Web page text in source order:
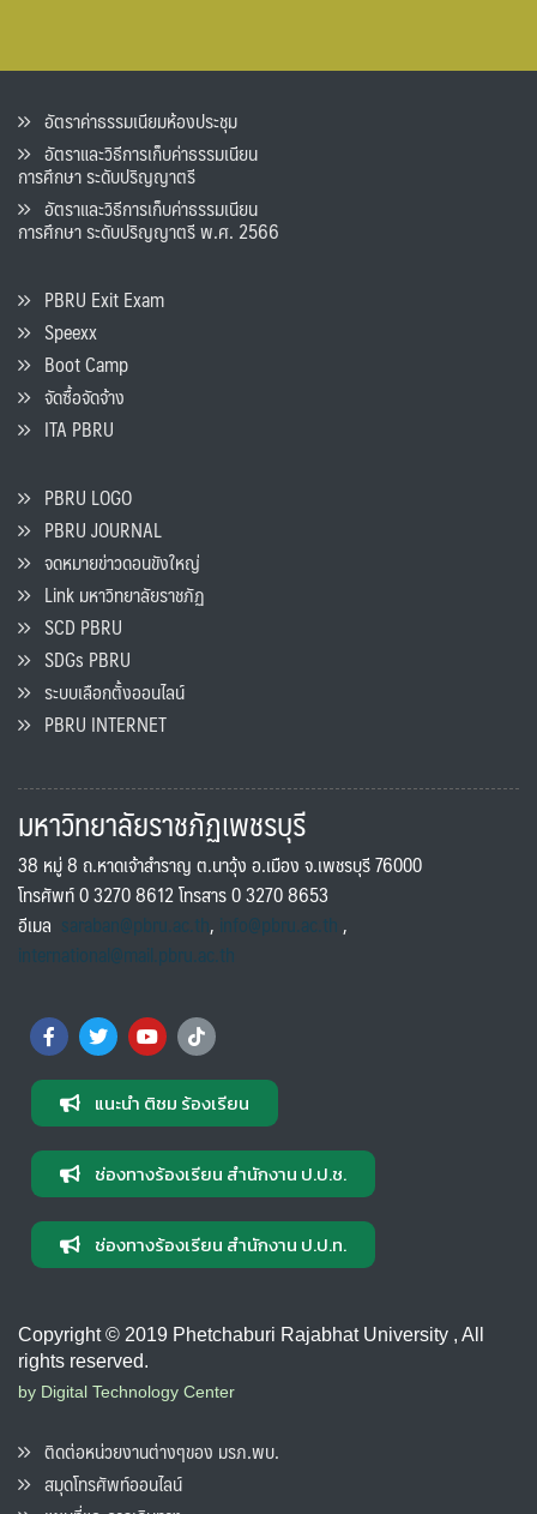
อัตราค่าธรรมเนียมห้องประชุม
อัตราและวิธีการเก็บค่าธรรมเนียน
การศึกษา ระดับปริญญาตรี
อัตราและวิธีการเก็บค่าธรรมเนียน
การศึกษา ระดับปริญญาตรี พ.ศ. 2566
PBRU Exit Exam
Speexx
Boot Camp
จัดซื้อจัดจ้าง
ITA PBRU
PBRU LOGO
PBRU JOURNAL
จดหมายข่าวดอนขังใหญ่
Link มหาวิทยาลัยราชภัฏ
SCD PBRU
SDGs PBRU
ระบบเลือกตั้งออนไลน์
PBRU INTERNET
มหาวิทยาลัยราชภัฏเพชรบุรี
38 หมู่ 8 ถ.หาดเจ้าสำราญ ต.นาวุ้ง อ.เมือง จ.เพชรบุรี 76000
โทรศัพท์ 0 3270 8612 โทรสาร 0 3270 8653
อีเมล saraban@pbru.ac.th, info@pbru.ac.th,
international@mail.pbru.ac.th
แนะนำ ติชม ร้องเรียน
ช่องทางร้องเรียน สำนักงาน ป.ป.ช.
ช่องทางร้องเรียน สำนักงาน ป.ป.ท.
Copyright © 2019 Phetchaburi Rajabhat University , All
rights reserved.
by Digital Technology Center
ติดต่อหน่วยงานต่างๆของ มรภ.พบ.
สมุดโทรศัพท์ออนไลน์